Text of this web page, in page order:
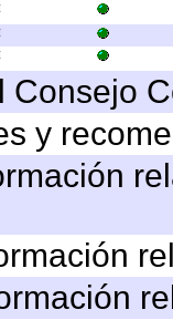
Consejo
y